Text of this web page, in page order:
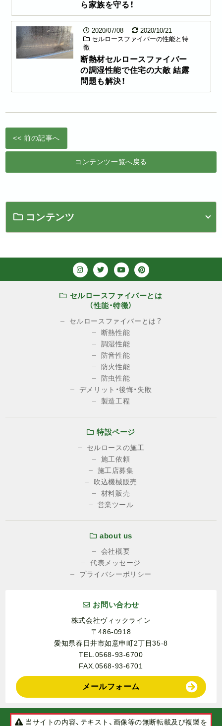
ら家族を守る！
2020/07/08
2020/10/21
セルロースファイバーの性能と特
徴
断熱材セルロースファイバー
の調湿性能で住宅の大敵 結露
問題も解決！
<< 前の記事へ
コンテンツ一覧へ戻る
コンテンツ
セルロースファイバーとは
（性能・特徴）
セルロースファイバーとは？
断熱性能
調湿性能
防音性能
防火性能
防虫性能
デメリット・後悔・失敗
製造工程
特設ページ
セルロースの施工
施工依頼
施工店募集
吹込機械販売
材料販売
営業ツール
about us
会社概要
代表メッセージ
プライバシーポリシー
お問い合わせ
株式会社ヴィックライン
〒486-0918
愛知県春日井市如意申町2丁目35-8
TEL.0568-93-6700
FAX.0568-93-6701
メールフォーム
当サイトの内容、テキスト、画像等の無断転載及び複製を